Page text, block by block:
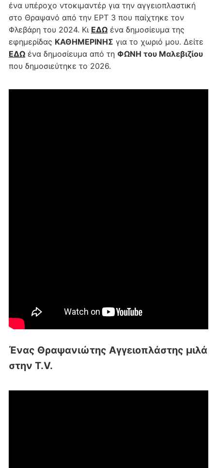
ένα υπέροχο ντοκιμαντέρ για την αγγειοπλαστική
στο Θραψανό από την ΕΡΤ 3 που παίχτηκε τον
Φλεβάρη του 2024. Κι ΕΔΩένα δημοσίευμα της
εφημερίδας ΚΑΘΗΜΕΡΙΝΗΣ για το χωριό μου. Δείτε
ΕΔΩένα δημοσίευμα από τη ΦΩΝΗ του Μαλεβιζίου
που δημοσιεύτηκε το 2026.
Ένας Θραψανιώτης Αγγειοπλάστης μιλά
στην T.V.